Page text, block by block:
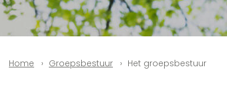
Home Groepsbestuur Het groepsbestuur